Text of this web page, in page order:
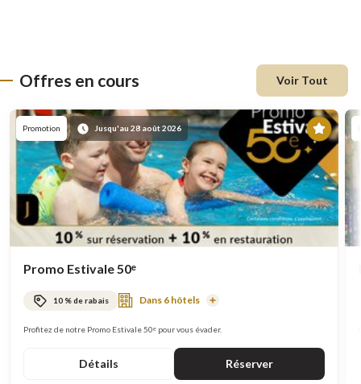
Offres en cours Voir Tout
Promotion Jusqu'au 28 août 2026
En
Promo Estivale 50ᵉ
10 % de rabais Dans 6 hôtels
En
Profitez de notre Promo Estivale 50ᵉ pour vous évader.
Détails Réserver